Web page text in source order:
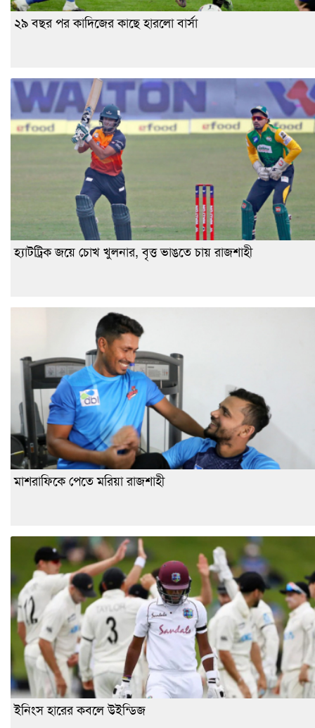
২৯ বছর পর কাদিজের কাছে হারলো বার্সা
হ্যাটট্রিক জয়ে চোখ খুলনার, বৃত্ত ভাঙতে চায় রাজশাহী
মাশরাফিকে পেতে মরিয়া রাজশাহী
ইনিংস হারের কবলে উইন্ডিজ